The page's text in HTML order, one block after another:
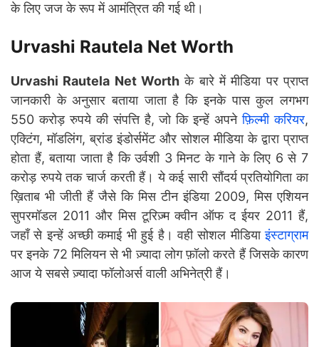
के लिए जज के रूप में आमंत्रित की गई थी।
Urvashi Rautela Net Worth
Urvashi Rautela Net Worth के बारे में मीडिया पर प्राप्त
जानकारी के अनुसार बताया जाता है कि इनके पास कुल लगभग
550 करोड़ रुपये की संपत्ति है, जो कि इन्हें अपनेफ़िल्मी करियर,
एक्टिंग, मॉडलिंग, ब्रांड इंडोर्समेंट और सोशल मीडिया के द्वारा प्राप्त
होता हैं, बताया जाता है कि उर्वशी 3 मिनट के गाने के लिए 6 से 7
करोड़ रुपये तक चार्ज करती हैं। ये कई सारी सौंदर्य प्रतियोगिता का
ख़िताब भी जीती हैं जैसे कि मिस टीन इंडिया 2009, मिस एशियन
सुपरमॉडल 2011 और मिस टूरिज़्म क्वीन ऑफ द ईयर 2011 हैं,
जहाँ से इन्हें अच्छी कमाई भी हुई है। वही सोशल मीडियाइंस्टाग्राम
पर इनके 72 मिलियन से भी ज़्यादा लोग फ़ॉलो करते हैं जिसके कारण
आज ये सबसे ज़्यादा फॉलोअर्स वाली अभिनेत्री हैं।